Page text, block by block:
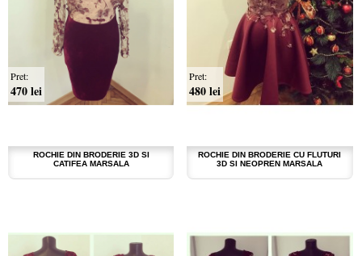
ROCHIE DIN BRODERIE 3D SI
CATIFEA MARSALA
Pret:
470 lei
ROCHIE DIN BRODERIE CU FLUTURI
3D SI NEOPREN MARSALA
Pret:
480 lei